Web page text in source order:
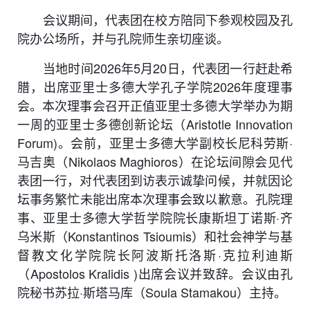
会议期间，代表团在校方陪同下参观校园及孔
院办公场所，并与孔院师生亲切座谈。
当地时间2026年5月20日，代表团一行赶赴希
腊，出席亚里士多德大学孔子学院2026年度理事
会。本次理事会召开正值亚里士多德大学举办为期
一周的亚里士多德创新论坛 （Aristotle Innovation
Forum)。 会前，亚里士多德大学副校长尼科劳斯·
马吉奥（Nikolaos Maghioros） 在论坛间隙会见代
表团一行，对代表团到访表示诚挚问候，并就因论
坛事务繁忙未能出席本次理事会致以歉意。 孔院理
事、 亚里士多德大学哲学院院长康斯坦丁诺斯·齐
乌米斯（Konstantinos Tsioumis）和社会神学与基
督教文化学院院长阿波斯托洛斯·克拉利迪斯
（Apostolos Kralidis )出席会议并致辞。会议由孔
院秘书苏拉·斯塔马库（Soula Stamakou）主持。